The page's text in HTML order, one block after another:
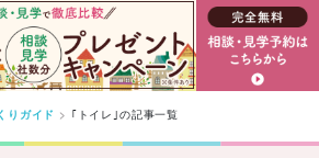
りガイド ｢トイレ｣の記事一覧